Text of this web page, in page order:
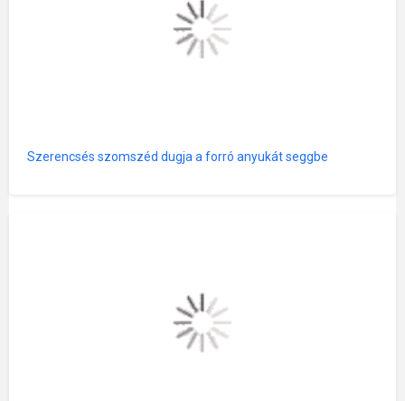
Szerencsés szomszéd dugja a forró anyukát seggbe